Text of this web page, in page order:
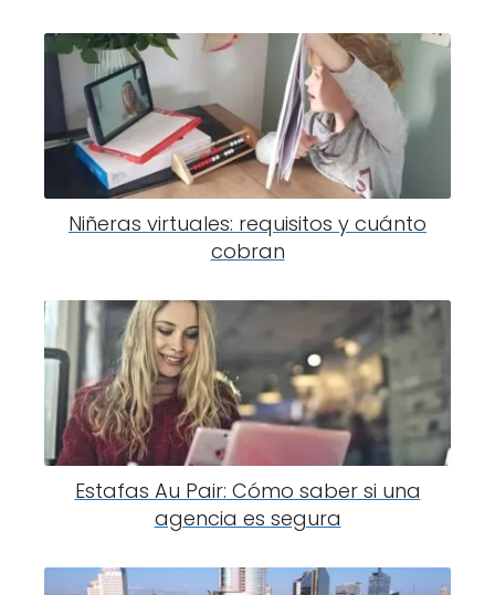
Niñeras virtuales: requisitos y cuánto
cobran
Estafas Au Pair: Cómo saber si una
agencia es segura